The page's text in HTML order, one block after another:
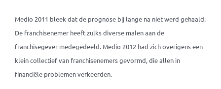
Medio 2011 bleek dat de prognose bij lange na niet werd gehaald.
De franchisenemer heeft zulks diverse malen aan de
franchisegever medegedeeld. Medio 2012 had zich overigens een
klein collectief van franchisenemers gevormd, die allen in
financiële problemen verkeerden.